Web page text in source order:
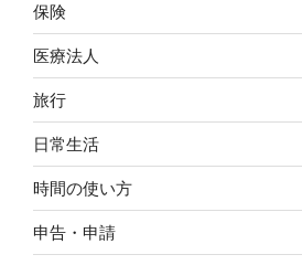
保険
医療法人
旅行
日常生活
時間の使い方
申告・申請